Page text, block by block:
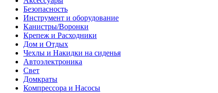
Безопасность
Инструмент и оборудование
Канистры/Воронки
Крепеж и Расходники
Дом и Отдых
Чехлы и Накидки на сиденья
Автоэлектроника
Свет
Домкраты
Компрессора и Насосы